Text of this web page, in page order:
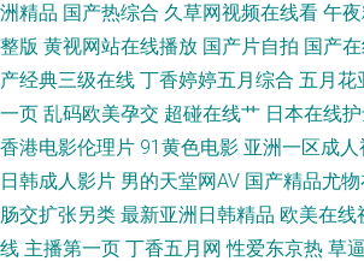
宅男在线 久草亭亭 97资原总站 久草资源网站 3级
类在线 色色瑟瑟瑟 国产青草香蕉久久 午夜福利AV
资源站 九九一网站 三级www 91曰B 含羞草看片 午
洲精品 国产热综合 久草网视频在线看 午
整版 黄视网站在线播放 国产片自拍 国产在
产经典三级在线 丁香婷婷五月综合 五月花
一页 乱码欧美孕交 超碰在线艹 日本在线
香港电影伦理片 91黄色电影 亚洲一区成人
日韩成人影片 男的天堂网AV 国产精品尤物
肠交扩张另类 最新亚洲日韩精品 欧美在线
线 主播第一页 丁香五月网 性爱东京热 草